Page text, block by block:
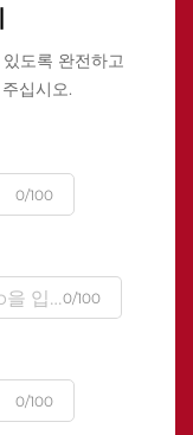
도록 완전하고
십시오.
0/100
0/100
0/100